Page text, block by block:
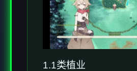
1.1类植业